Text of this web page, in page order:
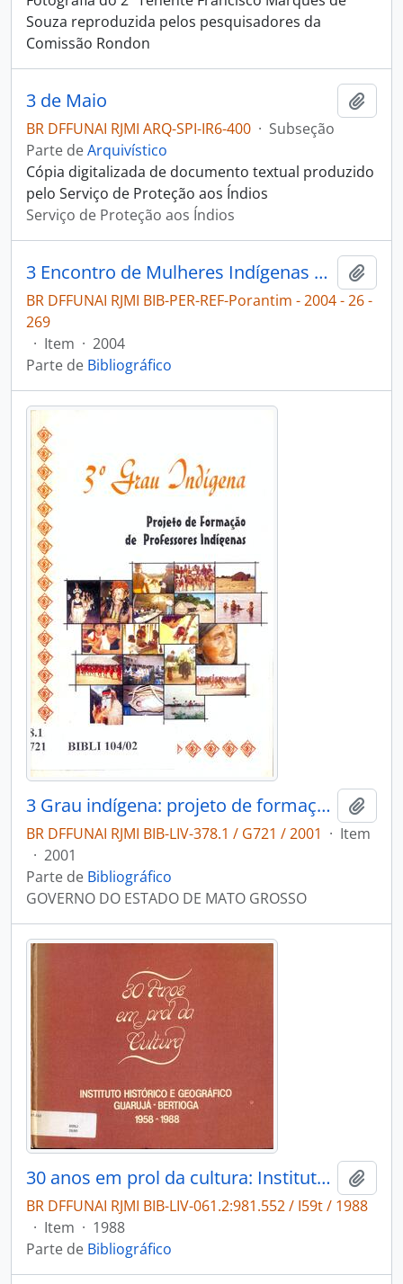
Souza reproduzida pelos pesquisadores da
Comissão Rondon
3 de Maio
BR DFFUNAI RJMI ARQ-SPI-IR6-400 · Subseção
Parte deArquivístico
Cópia digitalizada de documento textual produzido
pelo Serviço de Proteção aos Índios
Serviço de Proteção aos Índios
3 Encontro de Mulheres Indígenas de Mato Grosso [Porantim]
BR DFFUNAI RJMI BIB-PER-REF-Porantim - 2004 - 26 -
269
· Item · 2004
Parte de Bibliográfico
3 Grau indígena: projeto de formação de professores indígenas.
BR DFFUNAI RJMI BIB-LIV-378.1 / G721 / 2001 · Item
· 2001
Parte de Bibliográfico
GOVERNO DO ESTADO DE MATO GROSSO
30 anos em prol da cultura: Instituto Histórico e Geográfico Guarujá - Bertioga 1958-1988.
BR DFFUNAI RJMI BIB-LIV-061.2:981.552 / I59t / 1988
· Item · 1988
Parte de Bibliográfico